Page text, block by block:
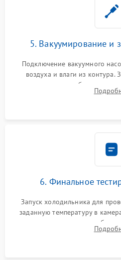
5. Вакуумирование и
Подключение вакуумного
воздуха и влаги из контура.
дозированным объемом
электронным весам. Контроль
6. Финальное
Запуск холодильника для
заданную температуру в
компрессора, отсутствия
срабатывания системы